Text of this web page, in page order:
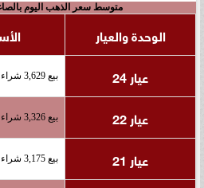
متوسط سعر الذهب اليوم
الوحدة والعيار
عيار 24
بيع 3,629 شراء 3,686
عيار 22 بيع 3,326 شراء 3,379
عيار 21 بيع 3,175 شراء 3,225